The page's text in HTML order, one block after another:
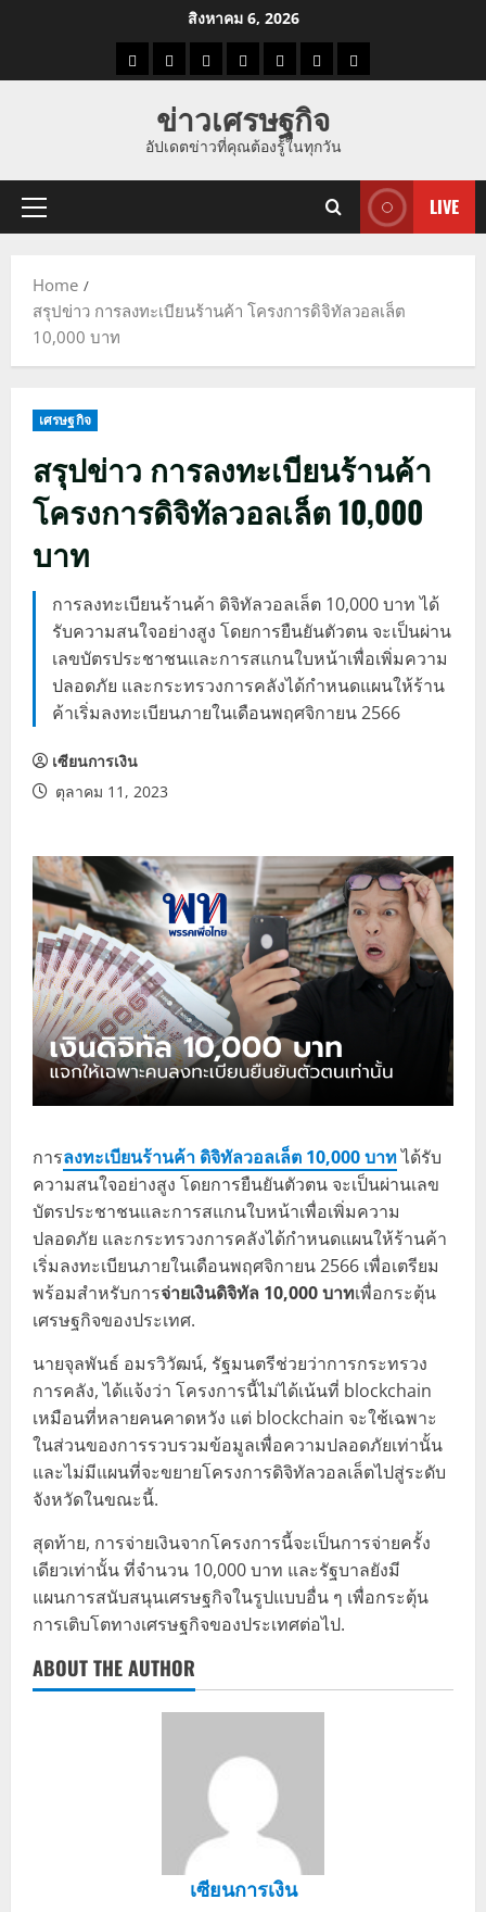
สิงหาคม 6, 2026
ราคาแนว
ราคา
ทอง
ข่าว
นี้
ข่าว
ดูด
ที่
ผู้ชาย
ข่าวเศรษฐกิจ
อัปเดตข่าวที่คุณต้องรู้ในทุกวัน
Primary
LIVE
Home
สรุปข่าว การลงทะเบียนร้านค้า โครงการดิจิทัลวอลเล็ต
10,000 บาท
เศรษฐกิจ
สรุปข่าว การลงทะเบียนร้านค้า
โครงการดิจิทัลวอลเล็ต 10,000
บาท
การลงทะเบียนร้านค้า ดิจิทัลวอลเล็ต 10,000 บาท ได้
รับความสนใจอย่างสูง โดยการยืนยันตัวตน จะเป็นผ่าน
เลขบัตรประชาชนและการสแกนใบหน้าเพื่อเพิ่มความ
ปลอดภัย และกระทรวงการคลังได้กำหนดแผนให้ร้าน
ค้าเริ่มลงทะเบียนภายในเดือนพฤศจิกายน 2566
เซียนการเงิน
ตุลาคม 11, 2023
การลงทะเบียนร้านค้า ดิจิทัลวอลเล็ต 10,000 บาทได้รับ
ความสนใจอย่างสูง โดยการยืนยันตัวตน จะเป็นผ่านเลข
บัตรประชาชนและการสแกนใบหน้าเพื่อเพิ่มความ
ปลอดภัย และกระทรวงการคลังได้กำหนดแผนให้ร้านค้า
เริ่มลงทะเบียนภายในเดือนพฤศจิกายน 2566 เพื่อเตรียม
พร้อมสำหรับการจ่ายเงินดิจิทัล 10,000 บาทเพื่อกระตุ้น
เศรษฐกิจของประเทศ.
นายจุลพันธ์ อมรวิวัฒน์, รัฐมนตรีช่วยว่าการกระทรวง
การคลัง, ได้แจ้งว่า โครงการนี้ไม่ได้เน้นที่ blockchain
เหมือนที่หลายคนคาดหวัง แต่ blockchain จะใช้เฉพาะ
ในส่วนของการรวบรวมข้อมูลเพื่อความปลอดภัยเท่านั้น
และไม่มีแผนที่จะขยายโครงการดิจิทัลวอลเล็ตไปสู่ระดับ
จังหวัดในขณะนี้.
สุดท้าย, การจ่ายเงินจากโครงการนี้จะเป็นการจ่ายครั้ง
เดียวเท่านั้น ที่จำนวน 10,000 บาท และรัฐบาลยังมี
แผนการสนับสนุนเศรษฐกิจในรูปแบบอื่น ๆ เพื่อกระตุ้น
การเติบโตทางเศรษฐกิจของประเทศต่อไป.
ABOUT THE AUTHOR
เซียนการเงิน